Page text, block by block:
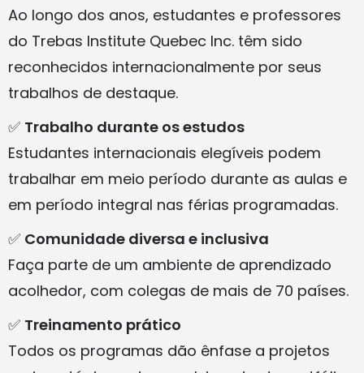
Ao longo dos anos, estudantes e professores
do Trebas Institute Quebec Inc. têm sido
reconhecidos internacionalmente por seus
trabalhos de destaque.
✅ Trabalho durante os estudos
Estudantes internacionais elegíveis podem
trabalhar em meio período durante as aulas e
em período integral nas férias programadas.
✅ Comunidade diversa e inclusiva
Faça parte de um ambiente de aprendizado
acolhedor, com colegas de mais de 70 países.
✅ Treinamento prático
Todos os programas dão ênfase a projetos